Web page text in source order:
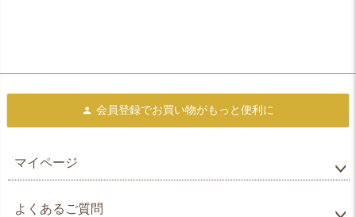
会員登録でお買い物がもっと便利に
マイページ
よくあるご質問